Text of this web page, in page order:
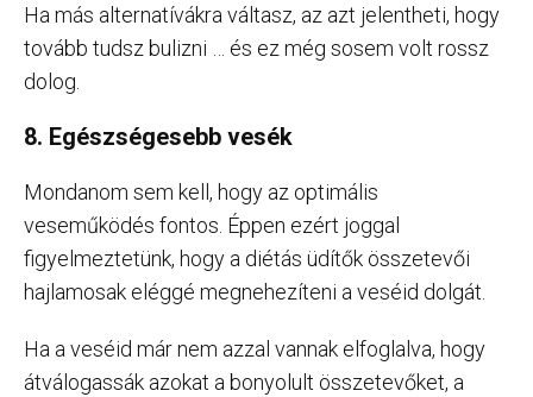
Ha más alternatívákra váltasz, az azt jelentheti, hogy
tovább tudsz bulizni … és ez még sosem volt rossz
dolog.
8. Egészségesebb vesék
Mondanom sem kell, hogy az optimális
veseműködés fontos. Éppen ezért joggal
figyelmeztetünk, hogy a diétás üdítők összetevői
hajlamosak eléggé megnehezíteni a veséid dolgát.
Ha a veséid már nem azzal vannak elfoglalva, hogy
átválogassák azokat a bonyolult összetevőket, a